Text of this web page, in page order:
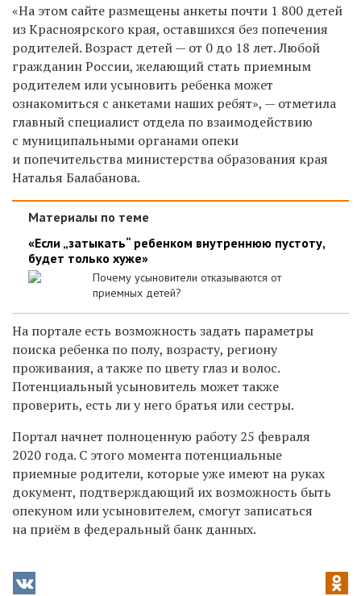
«На этом сайте размещены анкеты почти 1 800 детей
из Красноярского края, оставшихся без попечения
родителей. Возраст детей — от 0 до 18 лет. Любой
гражданин России, желающий стать приемным
родителем или усыновить ребенка может
ознакомиться с анкетами наших ребят», — отметила
главный специалист отдела по взаимодействию
с муниципальными органами опеки
и попечительства министерства образования края
Наталья Балабанова.
Материалы по теме
«Если „затыкать“ ребенком внутреннюю пустоту,
будет только хуже»
Почему усыновители отказываются от
приемных детей?
На портале есть возможность задать параметры
поиска ребенка по полу, возрасту, региону
проживания, а также по цвету глаз и волос.
Потенциальный усыновитель может также
проверить, есть ли у него братья или сестры.
Портал начнет полноценную работу 25 февраля
2020 года. С этого момента потенциальные
приемные родители, которые уже имеют на руках
документ, подтверждающий их возможность быть
опекуном или усыновителем, смогут записаться
на приём в федеральный банк данных.